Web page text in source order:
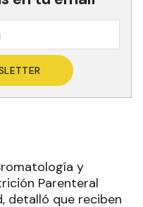
y
Parenteral
detalló que reciben